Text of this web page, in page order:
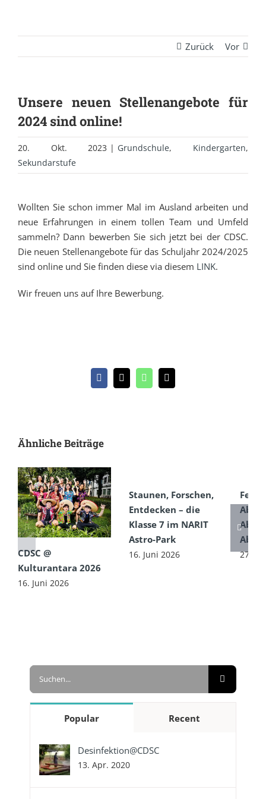
Zurück Vor
Unsere neuen Stellenangebote für
2024 sind online!
20. Okt. 2023 | Grundschule, Kindergarten,
Sekundarstufe
Wollten Sie schon immer Mal im Ausland arbeiten und
neue Erfahrungen in einem tollen Team und Umfeld
sammeln? Dann bewerben Sie sich jetzt bei der CDSC.
Die neuen Stellenangebote für das Schuljahr 2024/2025
sind online und Sie finden diese via diesem LINK.
Wir freuen uns auf Ihre Bewerbung.
Facebook
X WhatsApp
E-
Mail
Ähnliche Beiträge
CDSC @
Kulturantara 2026
16. Juni 2026
Staunen, Forschen,
Entdecken – die
Klasse 7 im NARIT
Astro-Park
16. Juni 2026 27.
Suche
Popular Recent
Desinfektion@CDSC
13. Apr. 2020